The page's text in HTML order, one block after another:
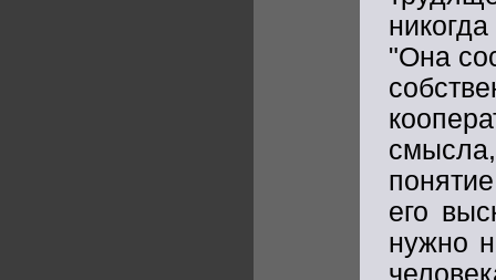
"Она
его
нужно